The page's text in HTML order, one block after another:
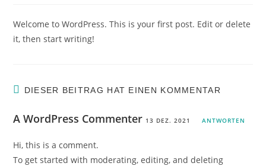
Welcome to WordPress. This is your first post. Edit or delete
it, then start writing!
DIESER BEITRAG HAT EINEN KOMMENTAR
A WordPress Commenter 13 DEZ. 2021 ANTWORTEN
Hi, this is a comment.
To get started with moderating, editing, and deleting